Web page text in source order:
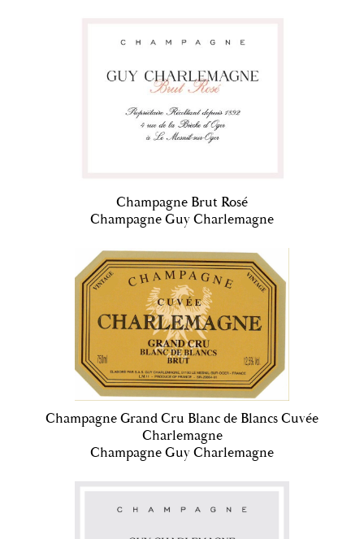
Champagne Brut Rosé
Champagne Guy Charlemagne
Champagne Grand Cru Blanc de Blancs Cuvée
Charlemagne
Champagne Guy Charlemagne